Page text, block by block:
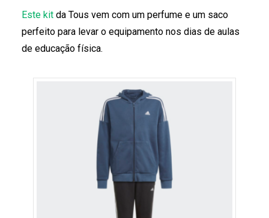
Este kitda Tous vem com um perfume e um saco
perfeito para levar o equipamento nos dias de aulas
de educação física.